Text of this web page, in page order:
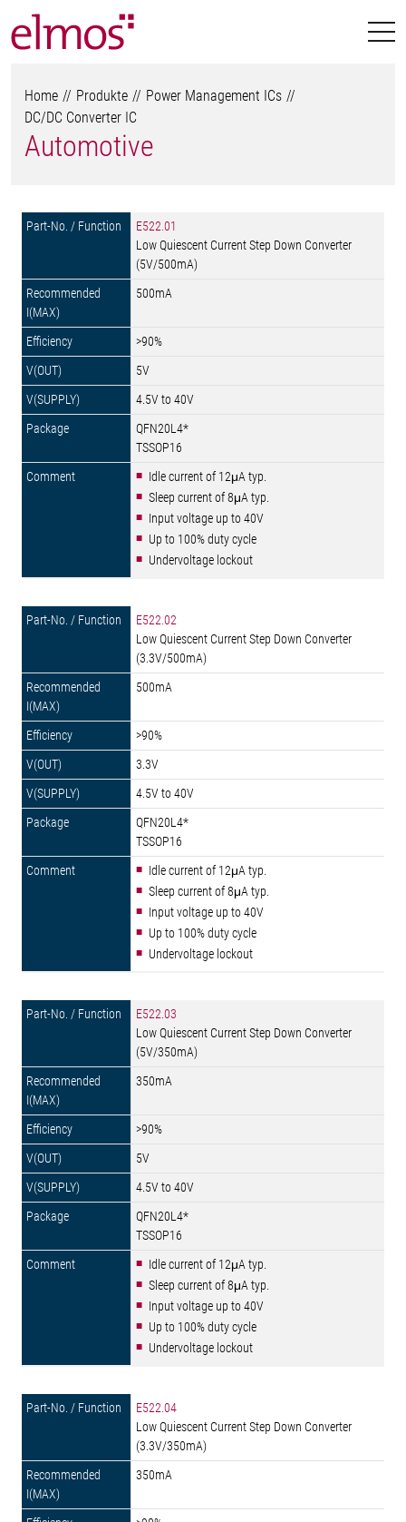
Home Produkte
Power Management ICs
DC/DC Converter IC
Automotive
E522.01
Low Quiescent Current Step Down Converter
(5V/500mA)
500mA
>90%
5V
4.5V to 40V
QFN20L4*
TSSOP16
Idle current of 12μA typ.
Sleep current of 8μA typ.
Input voltage up to 40V
Up to 100% duty cycle
Undervoltage lockout
E522.02
Low Quiescent Current Step Down Converter
(3.3V/500mA)
500mA
>90%
3.3V
4.5V to 40V
QFN20L4*
TSSOP16
Idle current of 12μA typ.
Sleep current of 8μA typ.
Input voltage up to 40V
Up to 100% duty cycle
Undervoltage lockout
E522.03
Low Quiescent Current Step Down Converter
(5V/350mA)
350mA
>90%
5V
4.5V to 40V
QFN20L4*
TSSOP16
Idle current of 12μA typ.
Sleep current of 8μA typ.
Input voltage up to 40V
Up to 100% duty cycle
Undervoltage lockout
E522.04
Low Quiescent Current Step Down Converter
(3.3V/350mA)
350mA